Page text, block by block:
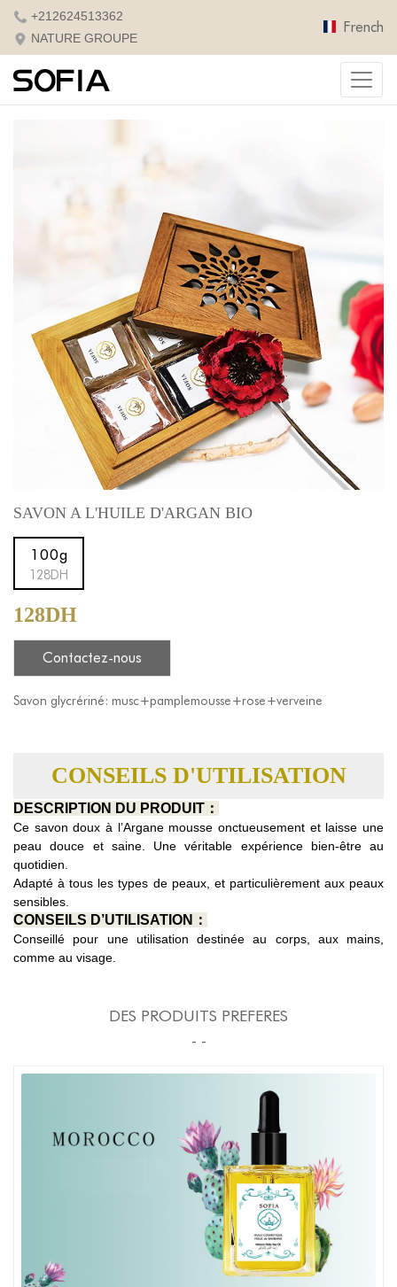
+212624513362
NATURE GROUPE
French
SAVON A L'HUILE D'ARGAN BIO
100g
128DH
128DH
Contactez-nous
Savon glycrériné: musc+pamplemousse+rose+verveine
CONSEILS D'UTILISATION
DESCRIPTION DU PRODUIT：
Ce savon doux à l’Argane mousse onctueusement et laisse une
peau douce et saine. Une véritable expérience bien-être au
quotidien.
Adapté à tous les types de peaux, et particulièrement aux peaux
sensibles.
CONSEILS D’UTILISATION：
Conseillé pour une utilisation destinée au corps, aux mains,
comme au visage.
DES PRODUITS PREFERES
- -